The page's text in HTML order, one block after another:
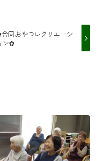
同おやつレクリエーシ
ン✿